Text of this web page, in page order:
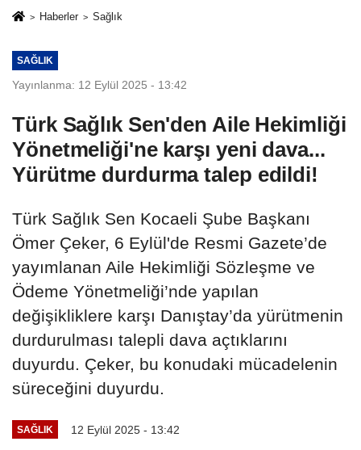
Haberler Sağlık
SAĞLIK
Yayınlanma: 12 Eylül 2025 - 13:42
Türk Sağlık Sen'den Aile Hekimliği
Yönetmeliği'ne karşı yeni dava...
Yürütme durdurma talep edildi!
Türk Sağlık Sen Kocaeli Şube Başkanı
Ömer Çeker, 6 Eylül'de Resmi Gazete’de
yayımlanan Aile Hekimliği Sözleşme ve
Ödeme Yönetmeliği’nde yapılan
değişikliklere karşı Danıştay’da yürütmenin
durdurulması talepli dava açtıklarını
duyurdu. Çeker, bu konudaki mücadelenin
süreceğini duyurdu.
SAĞLIK 12 Eylül 2025 - 13:42